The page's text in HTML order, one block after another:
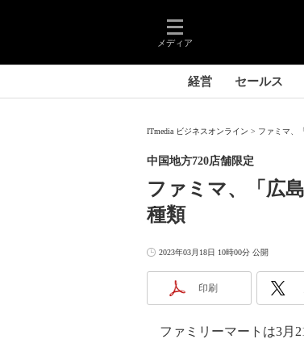
メディア
経営 セールス
ITmedia ビジネスオンライン ファミマ、
ファミマ、「広
種類
中国地方720店舗限定
2023年03月18日 10時00分 公開
印刷
ファミリーマートは3月